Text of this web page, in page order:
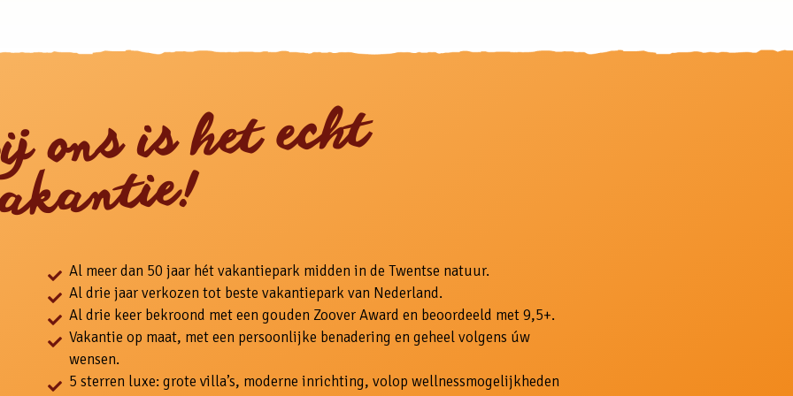
ons is het echt
Al meer dan 50 jaar hét vakantiepark midden in de Twentse natuur.
Al drie jaar verkozen tot beste vakantiepark van Nederland.
Al drie keer bekroond met een gouden Zoover Award en beoordeeld met 9,5+.
Vakantie op maat, met een persoonlijke benadering en geheel volgens úw
wensen.
5 sterren luxe: grote villa’s, moderne inrichting, volop wellnessmogelijkheden